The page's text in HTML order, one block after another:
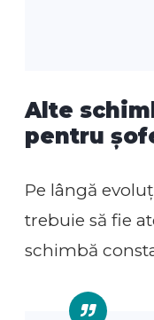
Alte
pentru
Pe lângă
trebuie să fie
schimbă